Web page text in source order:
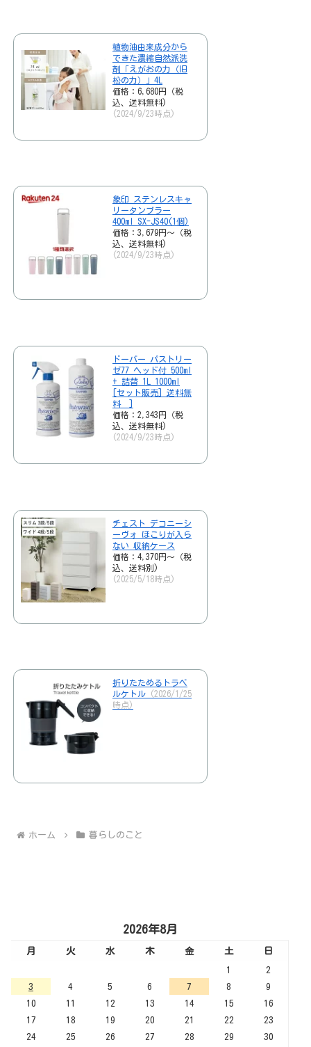
植物油由来成分から
できた濃縮自然派洗
剤「えがおの力（旧
松の力）」4L
価格：6,680円（税
込、送料無料)
(2024/9/23時点)
象印 ステンレスキャ
リータンブラー
400ml SX-JS40(1個)
価格：3,679円～（税
込、送料無料)
(2024/9/23時点)
ドーバー パストリー
ゼ77 ヘッド付 500ml
+ 詰替 1L 1000ml
[セット販売] 送料無
料 ]
価格：2,343円（税
込、送料無料)
(2024/9/23時点)
チェスト デコニーシ
ーヴォ ほこりが入ら
ない 収納ケース
価格：4,370円～（税
込、送料別)
(2025/5/18時点)
折りたためるトラベ
ルケトル
(2026/1/25
時点)
ホーム 暮らしのこと
2026年8月
月 火 水 木 金 土
日
1
2
3
4 5 6 7 8
9
10
11 12 13 14 15
16
17
18 19 20 21 22
23
24
25 26 27 28 29
30